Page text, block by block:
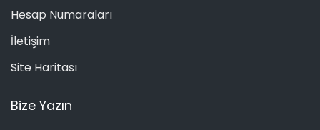
Hesap Numaraları
İletişim
Site Haritası
Bize Yazın